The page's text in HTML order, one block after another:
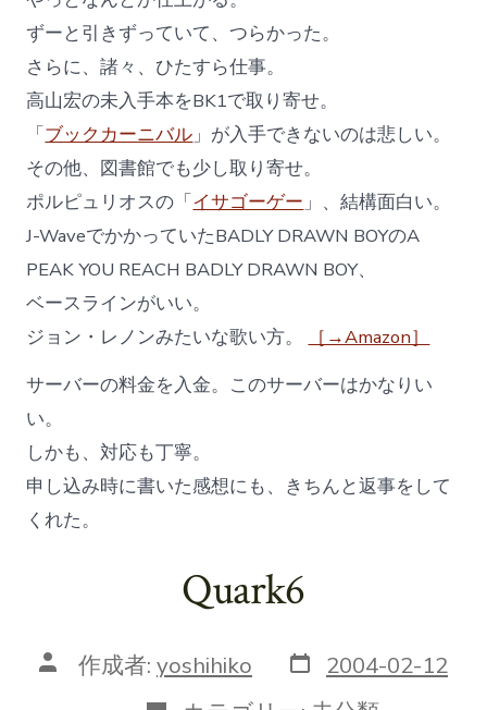
ずーと引きずっていて、つらかった。
さらに、諸々、ひたすら仕事。
高山宏の未入手本をBK1で取り寄せ。
「ブックカーニバル 」が入手できないのは悲しい。
その他、図書館でも少し取り寄せ。
ポルピュリオスの「イサゴーゲー 」、結構面白い。
J-WaveでかかっていたBADLY DRAWN BOYのA
PEAK YOU REACH BADLY DRAWN BOY、
ベースラインがいい。
ジョン・レノンみたいな歌い方。
［→Amazon］
サーバーの料金を入金。このサーバーはかなりい
い。
しかも、対応も丁寧。
申し込み時に書いた感想にも、きちんと返事をして
くれた。
Quark6
投 作成者: yoshihiko 投
稿
日
2004-02-12